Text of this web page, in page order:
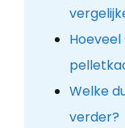
Welke
verder?